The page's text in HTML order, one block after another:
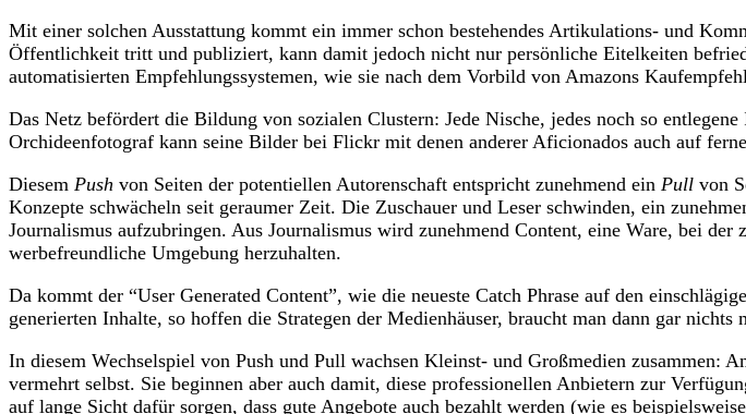
Mit einer solchen Ausstattung kommt ein immer schon bestehendes Artikulations- und
Öffentlichkeit tritt und publiziert, kann damit jedoch nicht nur persönliche Eitelkeiten
automatisierten Empfehlungssystemen, wie sie nach dem Vorbild von Amazons
Das Netz befördert die Bildung von sozialen Clustern: Jede Nische, jedes noch so
Orchideenfotograf kann seine Bilder bei Flickr mit denen anderer Aficionados auch auf
Diesem Push von Seiten der potentiellen Autorenschaft entspricht zunehmend ein Pull von
Konzepte schwächeln seit geraumer Zeit. Die Zuschauer und Leser schwinden, ein
Journalismus aufzubringen. Aus Journalismus wird zunehmend Content, eine Ware, bei
werbefreundliche Umgebung herzuhalten.
Da kommt der “User Generated Content”, wie die neueste Catch Phrase auf den
generierten Inhalte, so hoffen die Strategen der Medienhäuser, braucht man dann gar
In diesem Wechselspiel von Push und Pull wachsen Kleinst- und Großmedien
vermehrt selbst. Sie beginnen aber auch damit, diese professionellen Anbietern zur
auf lange Sicht dafür sorgen, dass gute Angebote auch bezahlt werden (wie es